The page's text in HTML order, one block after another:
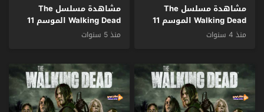
مشاهدة مسلسل The
Walking Dead الموسم 11
الحلقة 9 مترجم
منذ 4 سنوات
مشاهدة مسلسل The
Walking Dead الموسم 11
الحلقة 8 مترجم
منذ 5 سنوات